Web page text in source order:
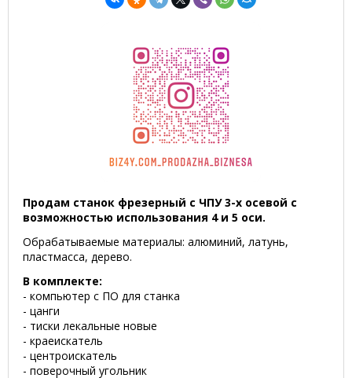
Продам станок фрезерный с ЧПУ 3-х осевой с
возможностью использования 4 и 5 оси.
Обрабатываемые материалы: алюминий, латунь,
пластмасса, дерево.
В комплекте:
- компьютер с ПО для станка
- цанги
- тиски лекальные новые
- краеискатель
- центроискатель
- поверочный угольник